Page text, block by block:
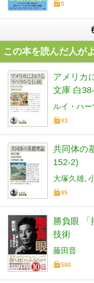
0
この本を読んだ人が
アメリカ
文庫 白
ルイ・ハー
93
共同体の
152-2)
大塚久雄
95
勝負眼 「
技術
藤田晋
580